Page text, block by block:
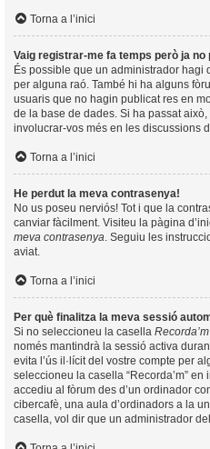
Torna a l’inici
Vaig registrar-me fa temps però ja
És possible que un administrador hagi
per alguna raó. També hi ha alguns
usuaris que no hagin publicat res en
de la base de dades. Si ha passat
involucrar-vos més en les discussions
Torna a l’inici
He perdut la meva contrasenya!
No us poseu nerviós! Tot i que la
canviar fàcilment. Visiteu la pàgina
meva contrasenya . Seguiu les
aviat.
Torna a l’inici
Per què finalitza la meva sessió
Si no seleccioneu la casella Recorda’m
només mantindrà la sessió activa
evita l’ús il·lícit del vostre compte per
seleccioneu la casella “Recorda’m”
accediu al fòrum des d’un ordinador
cibercafè, una aula d’ordinadors a la
casella, vol dir que un administrador